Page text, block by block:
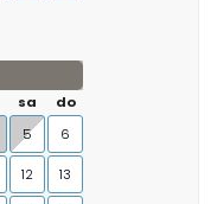
sa
do
5 6
12 13